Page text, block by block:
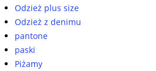
Odzież plus size
Odzież z denimu
pantone
paski
Piżamy